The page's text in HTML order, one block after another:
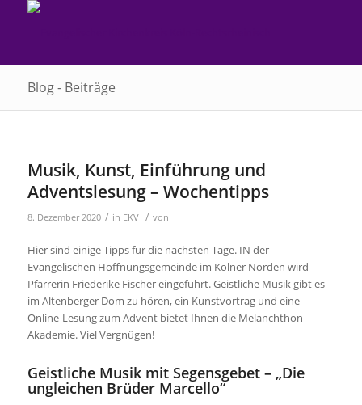
Blog - Beiträge
Musik, Kunst, Einführung und
Adventslesung – Wochentipps
8. Dezember 2020 / in EKV / von
Hier sind einige Tipps für die nächsten Tage. IN der
Evangelischen Hoffnungsgemeinde im Kölner Norden wird
Pfarrerin Friederike Fischer eingeführt. Geistliche Musik gibt es
im Altenberger Dom zu hören, ein Kunstvortrag und eine
Online-Lesung zum Advent bietet Ihnen die Melanchthon
Akademie. Viel Vergnügen!
Geistliche Musik mit Segensgebet – „Die
ungleichen Brüder Marcello“